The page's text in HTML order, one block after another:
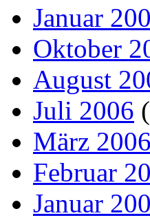
Januar
Oktober
August
Juli 2006
März 2006
Februar
Januar